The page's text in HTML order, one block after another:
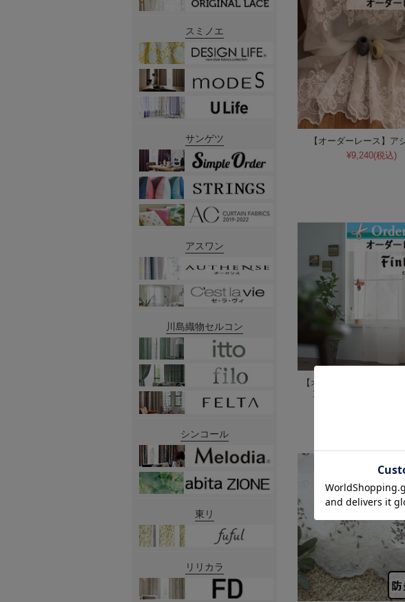
【オーダーレース】ア
¥9,240(税込)
【オーダーレース】
ンレイソン カイホ
スミノエ
サンゲツ
アスワン
川島織物セルコン
シンコール
東リ
リリカラ